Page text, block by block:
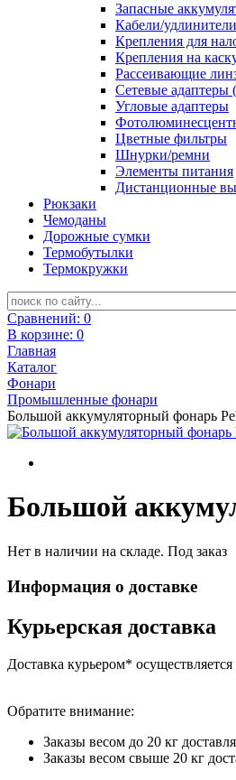
Запасные
Кабели/удлинители
Крепления для
Крепления на
Рассеивающие
Сетевые адаптеры
Угловые адаптеры
Цветные фильтры
Шнурки/ремни
Элементы питания
Дистанционные
Рюкзаки
Чемоданы
Дорожные сумки
Термобутылки
Термокружки
Сравнений: 0
В корзине: 0
Главная
Каталог
Фонари
Промышленные фонари
Большой аккумуляторный фонарь
Большой
Нет в наличии на складе. Под заказ
Информация о доставке
Курьерская доставка
Доставка курьером*
Обратите внимание:
Заказы весом до 20 кг
Заказы весом свыше 20 кг